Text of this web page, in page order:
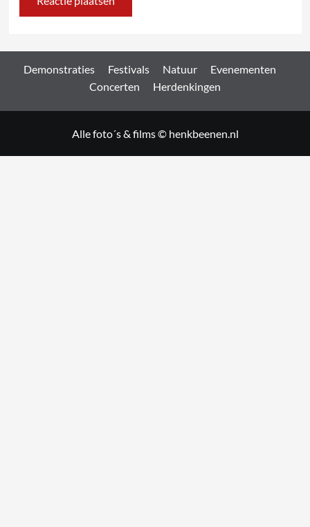
Demonstraties Festivals Natuur
Evenementen
Concerten
Herdenkingen
Alle foto´s & films © henkbeenen.nl